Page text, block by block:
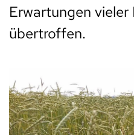
Erwartungen
übertroffen.